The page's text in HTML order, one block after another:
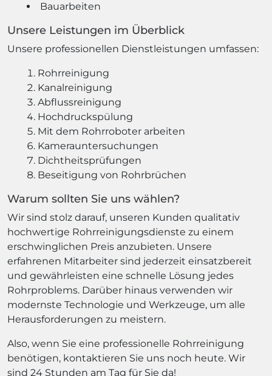
Bauarbeiten
Unsere Leistungen im Überblick
Unsere professionellen Dienstleistungen umfassen:
Rohrreinigung
Kanalreinigung
Abflussreinigung
Hochdruckspülung
Mit dem Rohrroboter arbeiten
Kamerauntersuchungen
Dichtheitsprüfungen
Beseitigung von Rohrbrüchen
Warum sollten Sie uns wählen?
Wir sind stolz darauf, unseren Kunden qualitativ
hochwertige Rohrreinigungsdienste zu einem
erschwinglichen Preis anzubieten. Unsere
erfahrenen Mitarbeiter sind jederzeit einsatzbereit
und gewährleisten eine schnelle Lösung jedes
Rohrproblems. Darüber hinaus verwenden wir
modernste Technologie und Werkzeuge, um alle
Herausforderungen zu meistern.
Also, wenn Sie eine professionelle Rohrreinigung
benötigen, kontaktieren Sie uns noch heute. Wir
sind 24 Stunden am Tag für Sie da!